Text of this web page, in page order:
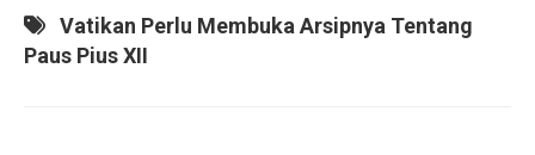
Vatikan Perlu Membuka Arsipnya Tentang
Paus Pius XII